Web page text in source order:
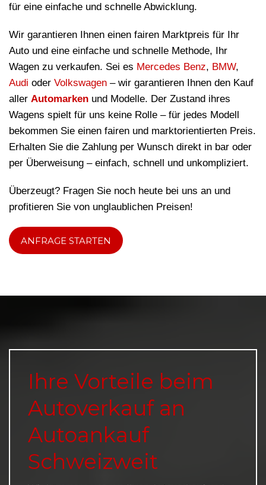
für eine einfache und schnelle Abwicklung.
Wir garantieren Ihnen einen fairen Marktpreis für Ihr
Auto und eine einfache und schnelle Methode, Ihr
Wagen zu verkaufen. Sei es Mercedes Benz, BMW,
Audi oder Volkswagen – wir garantieren Ihnen den Kauf
aller Automarken und Modelle. Der Zustand ihres
Wagens spielt für uns keine Rolle – für jedes Modell
bekommen Sie einen fairen und marktorientierten Preis.
Erhalten Sie die Zahlung per Wunsch direkt in bar oder
per Überweisung – einfach, schnell und unkompliziert.
Überzeugt? Fragen Sie noch heute bei uns an und
profitieren Sie von unglaublichen Preisen!
ANFRAGE STARTEN
Ihre Vorteile beim
Autoverkauf an
Autoankauf
Schweizweit